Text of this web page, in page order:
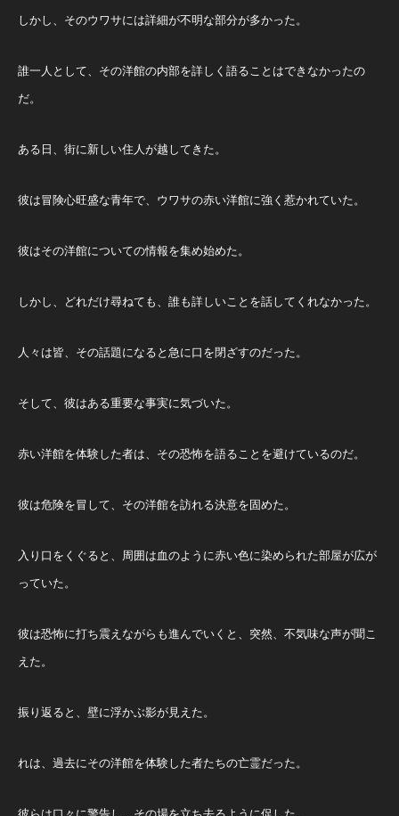
しかし、そのウワサには詳細が不明な部分が多かった。
誰一人として、その洋館の内部を詳しく語ることはできなかったの
だ。
ある日、街に新しい住人が越してきた。
彼は冒険心旺盛な青年で、ウワサの赤い洋館に強く惹かれていた。
彼はその洋館についての情報を集め始めた。
しかし、どれだけ尋ねても、誰も詳しいことを話してくれなかった。
人々は皆、その話題になると急に口を閉ざすのだった。
そして、彼はある重要な事実に気づいた。
赤い洋館を体験した者は、その恐怖を語ることを避けているのだ。
彼は危険を冒して、その洋館を訪れる決意を固めた。
入り口をくぐると、周囲は血のように赤い色に染められた部屋が広が
っていた。
彼は恐怖に打ち震えながらも進んでいくと、突然、不気味な声が聞こ
えた。
振り返ると、壁に浮かぶ影が見えた。
れは、過去にその洋館を体験した者たちの亡霊だった。